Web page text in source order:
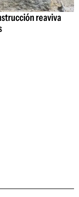
reaviva